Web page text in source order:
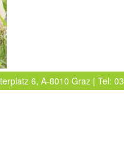
6, A-8010 Graz | Tel: